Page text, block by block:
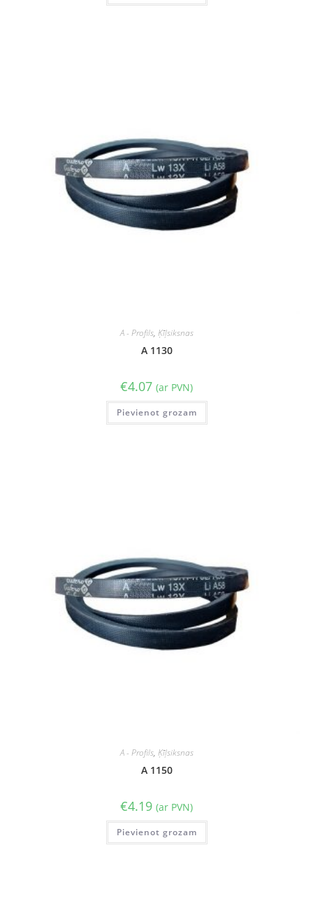
A - Profils, Ķīļsiksnas
A 1130
€4.07 (ar PVN)
Pievienot grozam
A - Profils, Ķīļsiksnas
A 1150
€4.19 (ar PVN)
Pievienot grozam